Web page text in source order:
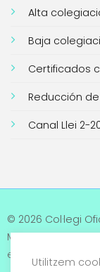
Alta
Baja
Certificados
Reducción
Canal Llei 2-
© 2026 Col·legi
Metges de
els drets reservats
Utilitzem